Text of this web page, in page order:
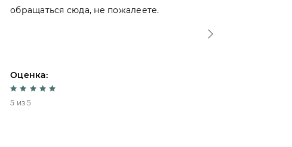
обращаться сюда, не пожалеете.
Оценка:
5 из 5